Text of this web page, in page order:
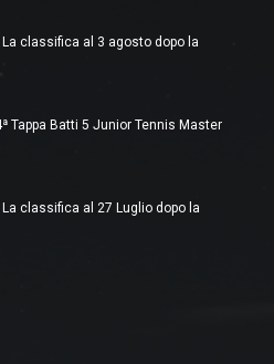
classifica al 3 agosto dopo la
Tappa Batti 5 Junior Tennis Master
classifica al 27 Luglio dopo la